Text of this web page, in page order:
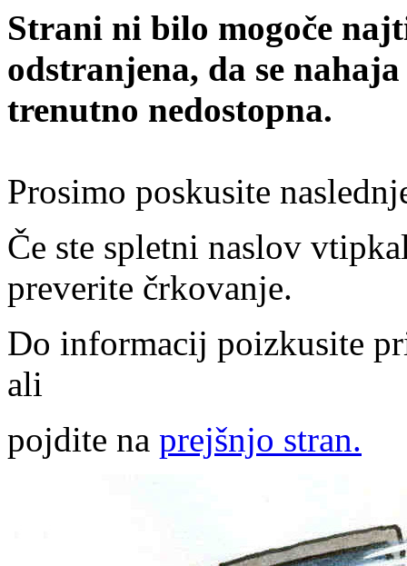
Strani ni bilo mogoče
odstranjena, da se
trenutno nedostopna.
Prosimo poskusite
Če ste spletni naslov
preverite črkovanje.
Do informacij poizkusite
ali
pojdite na prejšnjo stran.